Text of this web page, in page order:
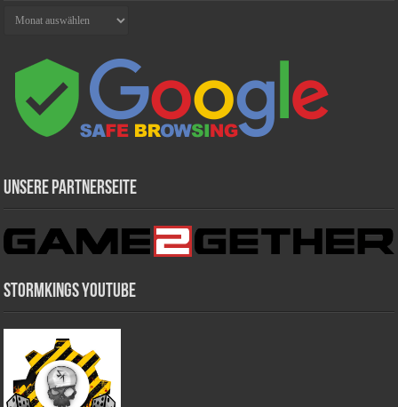
Unsere Partnerseite
Stormkings Youtube